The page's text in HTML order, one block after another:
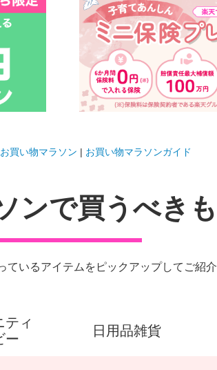
お買い物マラソン | お買い物マラソンガイド
ンで買うべき
いるアイテムをピックアップしてご紹
ティ
ー
日用品雑貨